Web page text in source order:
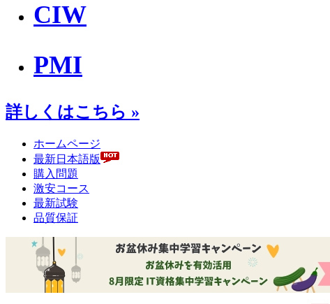
CIW
PMI
詳しくはこちら »
ホームページ
最新日本語版
購入問題
激安コース
最新試験
品質保証